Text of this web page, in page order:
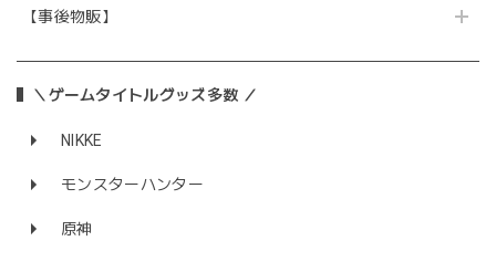
【事後物販】
＼ゲームタイトルグッズ多数 ／
NIKKE
モンスターハンター
原神